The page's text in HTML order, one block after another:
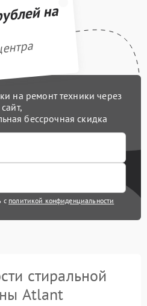
на
на ремонт техники через
сайт,
бессрочная скидка
с политикой конфиденциальности
стиральной
Atlant